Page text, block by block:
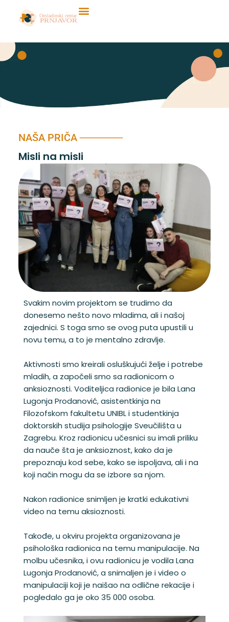
NAŠA PRIČA ──────
Misli na misli
Svakim novim projektom se trudimo da
donesemo nešto novo mladima, ali i našoj
zajednici. S toga smo se ovog puta upustili u
novu temu, a to je mentalno zdravlje.
Aktivnosti smo kreirali osluškujući želje i potrebe
mladih, a započeli smo sa radionicom o
anksioznosti. Voditeljica radionice je bila Lana
Lugonja Prodanović, asistentkinja na
Filozofskom fakultetu UNIBL i studentkinja
doktorskih studija psihologije Sveučilišta u
Zagrebu. Kroz radionicu učesnici su imali priliku
da nauče šta je anksioznost, kako da je
prepoznaju kod sebe, kako se ispoljava, ali i na
koji način mogu da se izbore sa njom.
Nakon radionice snimljen je kratki edukativni
video na temu aksioznosti.
Takođe, u okviru projekta organizovana je
psihološka radionica na temu manipulacije. Na
molbu učesnika, i ovu radionicu je vodila Lana
Lugonja Prodanović, a snimaljen je i video o
manipulaciji koji je naišao na odlične rekacije i
pogledalo ga je oko 35 000 osoba.